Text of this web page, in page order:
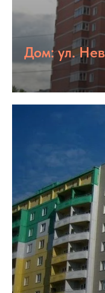
Дом: ул.